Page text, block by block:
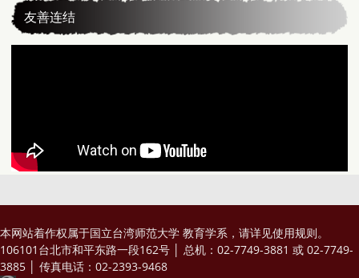
友善连结
本网站着作权属于国立台湾师范大学 教育学系，请详见使用规则。
106101台北市和平东路一段162号 │ 总机：02-7749-3881 或 02-7749-
3885 │ 传真电话：02-2393-9468